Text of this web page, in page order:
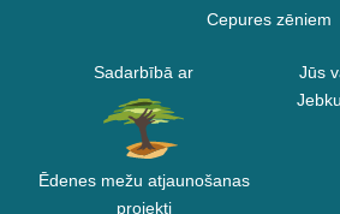
Cepures zēniem
Sadarbībā ar
Ēdenes mežu atjaunošanas
projekti
Jūs